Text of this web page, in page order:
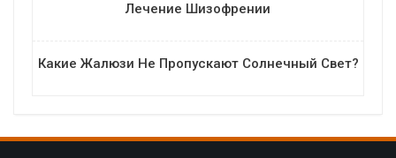
Лечение Шизофрении
Какие Жалюзи Не Пропускают Солнечный Свет?